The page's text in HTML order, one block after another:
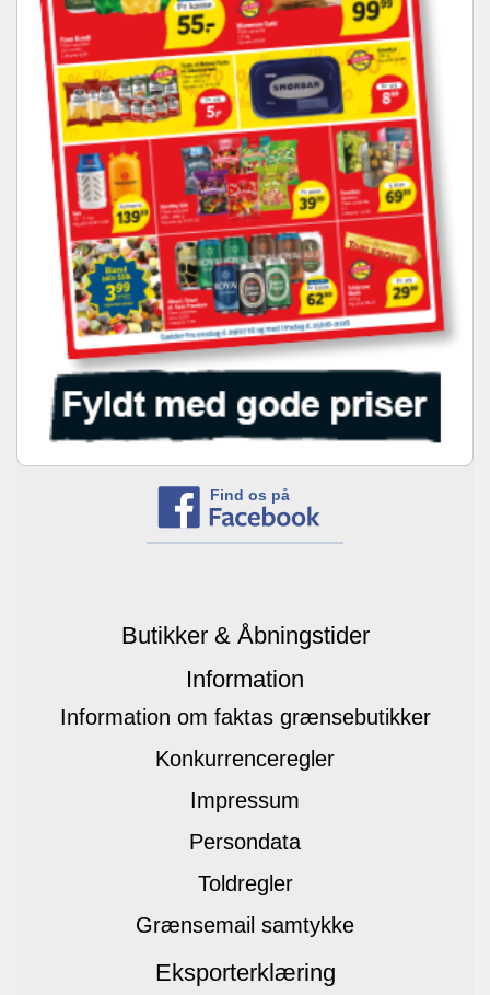
Find os på
Butikker & Åbningstider
Information
Information om faktas grænsebutikker
Konkurrenceregler
Impressum
Persondata
Toldregler
Grænsemail samtykke
Eksporterklæring